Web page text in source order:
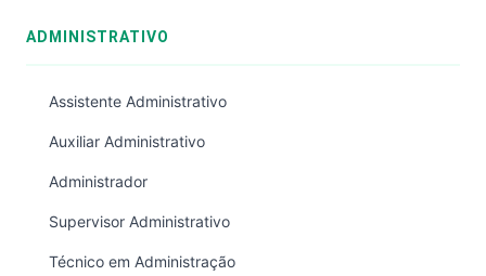
ADMINISTRATIVO
Assistente Administrativo
Auxiliar Administrativo
Administrador
Supervisor Administrativo
Técnico em Administração